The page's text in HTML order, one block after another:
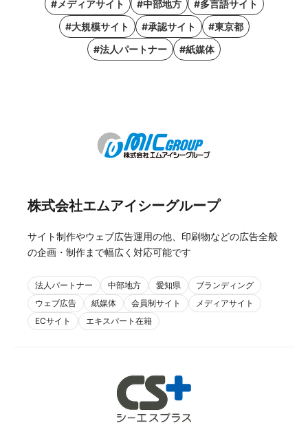
#メディアサイト
#中部地方
#多言語サイト
#大規模サイト
#承認サイト
#東京都
#法人パートナー
#紙媒体
株式会社エムアイシーグループ
サイト制作やウェブ広告運用の他、印刷物などの広告全般
の企画・制作まで幅広く対応可能です
法人パートナー 中部地方 愛知県
ブランディング
ウェブ広告
紙媒体 会員制サイト
メディアサイト
ECサイト
エキスパート在籍